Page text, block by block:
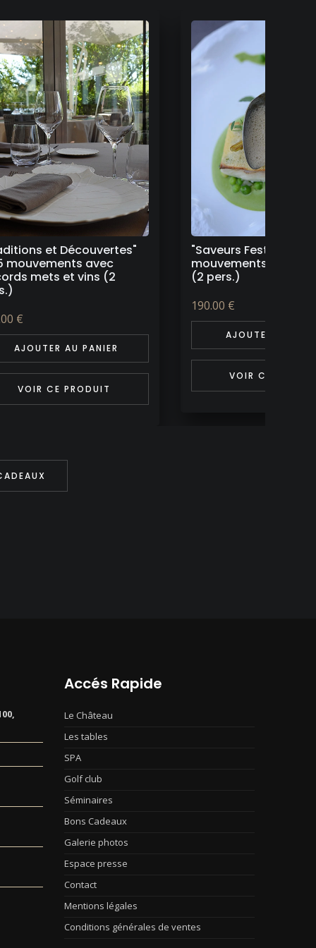
Festives" 5
hors boissons
AJOUTER AU PANIER
VOIR CE PRODUIT
"Saveurs Festives" 5
mouvements avec
mets et vins (2 pers.)
260.00 €
AJOUTER AU
VOIR CE
Accés Rapide
Le Château
Les tables
SPA
Golf club
Séminaires
Bons Cadeaux
Galerie photos
Espace presse
Contact
Mentions légales
Conditions générales de ventes